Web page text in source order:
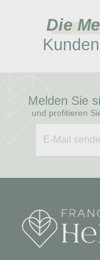
Die
Melden Sie
und profitieren